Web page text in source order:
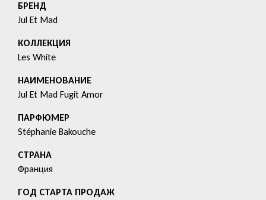
БРЕНД
Jul Et Mad
КОЛЛЕКЦИЯ
Les White
HАИМЕНОВАНИЕ
Jul Et Mad Fugit Amor
ПАРФЮМЕР
Stéphanie Bakouche
СТРАНА
Франция
ГОД СТАРТА ПРОДАЖ